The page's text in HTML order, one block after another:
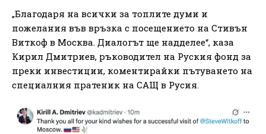
„Благодаря на всички за топлите думи и
пожелания във връзка с посещението на Стивън
Виткоф в Москва. Диалогът ще надделее“, каза
Кирил Дмитриев, ръководител на Руския фонд за
преки инвестиции, коментирайки пътуването на
специалния пратеник на САЩ в Русия.